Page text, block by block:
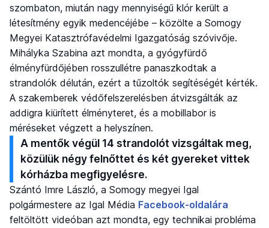
szombaton, miután nagy mennyiségű klór került a
létesítmény egyik medencéjébe – közölte a Somogy
Megyei Katasztrófavédelmi Igazgatóság szóvivője.
Mihályka Szabina azt mondta, a gyógyfürdő
élményfürdőjében rosszullétre panaszkodtak a
strandolók délután, ezért a tűzoltók segítéségét kérték.
A szakemberek védőfelszerelésben átvizsgálták az
addigra kiürített élményteret, és a mobillabor is
méréseket végzett a helyszínen.
A mentők végül 14 strandolót vizsgáltak meg,
közülük négy felnőttet és két gyereket vittek
kórházba megfigyelésre.
Szántó Imre László, a Somogy megyei Igal
polgármestere az Igal Média Facebook-oldalára
feltöltött videóban azt mondta, egy technikai probléma